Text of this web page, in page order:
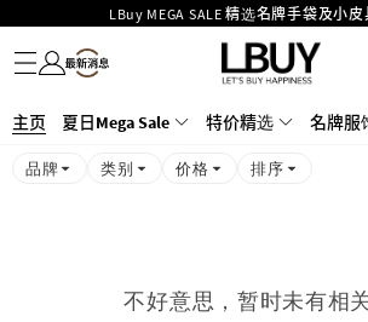
LBuy MEGA SALE 精选名牌手袋及小
Goyard Hobo / Hobo Mini人气限量特别版限
LBuy呈献 - Hermès 及 Chanel 手袋及首饰低
426号铺！
MOKO 1楼175号铺旗舰店特设名牌Hermès、
购物满HKD500即享免运费！
名牌服饰
潮流服饰
童装
护肤美妆
香水香薰
个人护理
母婴护理
游戏及精品玩具
文仪用品
家居生活
电子产品
美食
医药保健
运动与户外用品
主页 夏日Mega Sale 特价精选 名牌服
品牌 类别 价格 排序
不好意思，暂时未有相